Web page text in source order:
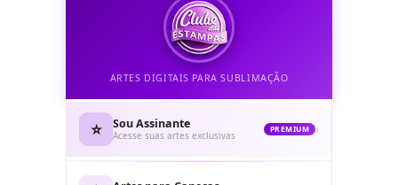
ARTES DIGITAIS PARA SUBLIMAÇÃO
⭐ Sou Assinante
Acesse suas artes exclusivas
PREMIUM ›